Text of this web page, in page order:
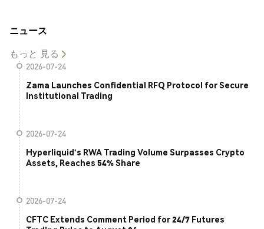
ニュース
もっと 見る
2026-07-24
Zama Launches Confidential RFQ Protocol for Secure
Institutional Trading
2026-07-24
Hyperliquid's RWA Trading Volume Surpasses Crypto
Assets, Reaches 54% Share
2026-07-24
CFTC Extends Comment Period for 24/7 Futures